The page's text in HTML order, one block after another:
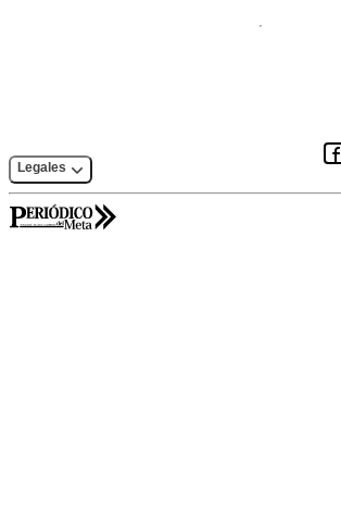
Legales